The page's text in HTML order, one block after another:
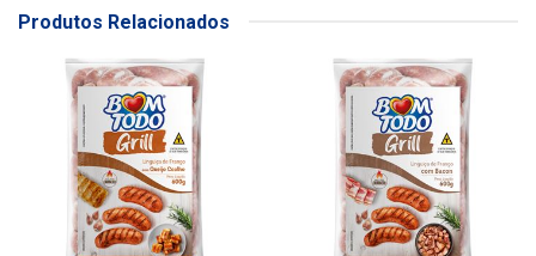
Produtos Relacionados